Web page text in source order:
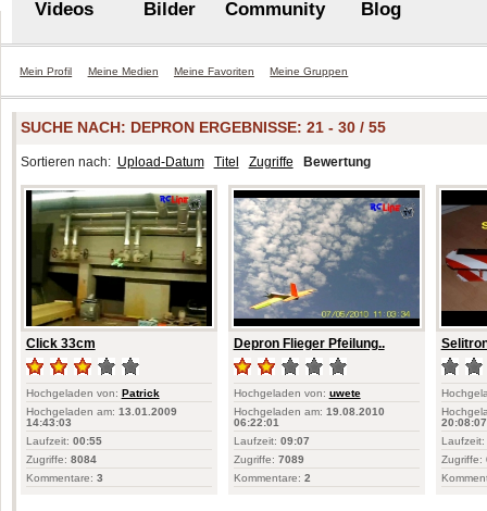
Videos Bilder Community Blog
Mein Profil Meine Medien Meine Favoriten Meine Gruppen
SUCHE NACH: DEPRON ERGEBNISSE: 21 - 30 / 55
Sortieren nach: Upload-Datum Titel Zugriffe Bewertung
Click 33cm
Hochgeladen von: Patrick
Hochgeladen am: 13.01.2009
14:43:03
Laufzeit: 00:55
Zugriffe: 8084
Kommentare: 3
Depron Flieger Pfeilung..
Hochgeladen von: uwete
Hochgeladen am: 19.08.2010
06:22:01
Laufzeit: 09:07
Zugriffe: 7089
Kommentare: 2
20:08:07
Laufzeit:
Zugriffe: